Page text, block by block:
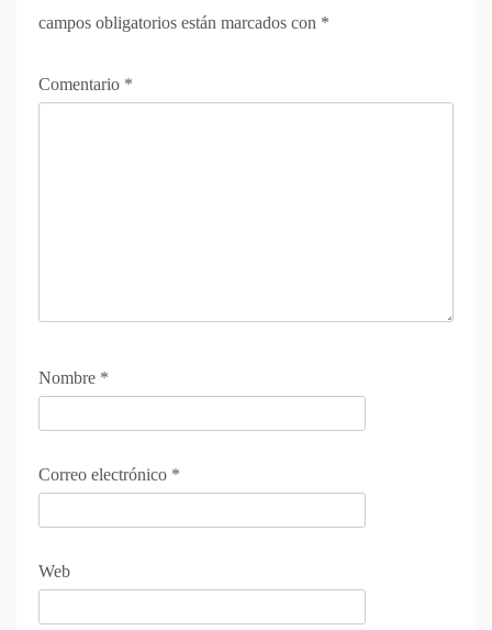
campos obligatorios están marcados con *
Comentario *
Nombre *
Correo electrónico *
Web